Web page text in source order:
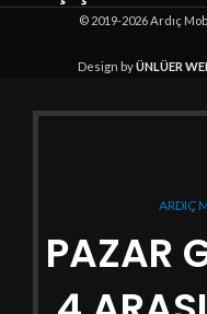
© 2019-2026 Ardıç
Design byÜNLÜER
ARDIÇ
PAZAR